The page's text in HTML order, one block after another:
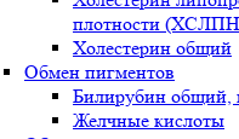
плотности
Холестерин общий
Обмен пигментов
Билирубин общий,
Желчные кислоты